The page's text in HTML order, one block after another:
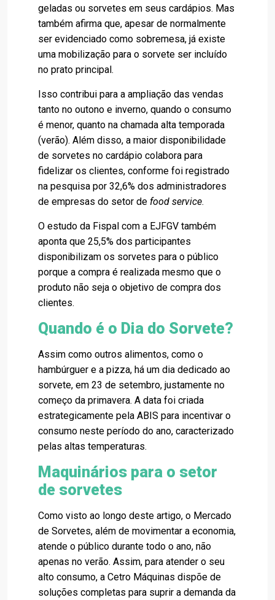
geladas ou sorvetes em seus cardápios. Mas
também afirma que, apesar de normalmente
ser evidenciado como sobremesa, já existe
uma mobilização para o sorvete ser incluído
no prato principal.
Isso contribui para a ampliação das vendas
tanto no outono e inverno, quando o consumo
é menor, quanto na chamada alta temporada
(verão). Além disso, a maior disponibilidade
de sorvetes no cardápio colabora para
fidelizar os clientes, conforme foi registrado
na pesquisa por 32,6% dos administradores
de empresas do setor de food service.
O estudo da Fispal com a EJFGV também
aponta que 25,5% dos participantes
disponibilizam os sorvetes para o público
porque a compra é realizada mesmo que o
produto não seja o objetivo de compra dos
clientes.
Quando é o Dia do Sorvete?
Assim como outros alimentos, como o
hambúrguer e a pizza, há um dia dedicado ao
sorvete, em 23 de setembro, justamente no
começo da primavera. A data foi criada
estrategicamente pela ABIS para incentivar o
consumo neste período do ano, caracterizado
pelas altas temperaturas.
Maquinários para o setor
de sorvetes
Como visto ao longo deste artigo, o Mercado
de Sorvetes, além de movimentar a economia,
atende o público durante todo o ano, não
apenas no verão. Assim, para atender o seu
alto consumo, a Cetro Máquinas dispõe de
soluções completas para suprir a demanda da